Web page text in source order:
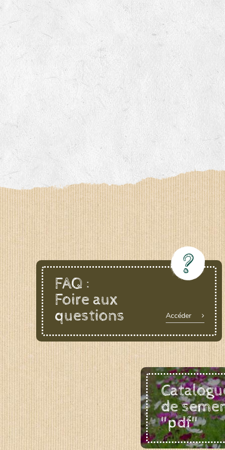
FAQ :
Foire aux
questions
Accéder
de
"pdf"